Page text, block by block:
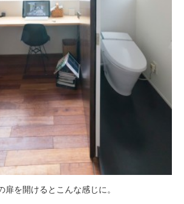
扉を開けるとこんな感じに。